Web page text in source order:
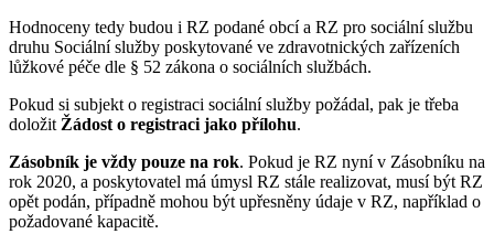
Hodnoceny tedy budou i RZ podané obcí a RZ pro sociální službu
druhu Sociální služby poskytované ve zdravotnických zařízeních
lůžkové péče dle § 52 zákona o sociálních službách.
Pokud si subjekt o registraci sociální služby požádal, pak je třeba
doložit Žádost o registraci jako přílohu.
Zásobník je vždy pouze na rok. Pokud je RZ nyní v Zásobníku na
rok 2020, a poskytovatel má úmysl RZ stále realizovat, musí být RZ
opět podán, případně mohou být upřesněny údaje v RZ, například o
požadované kapacitě.